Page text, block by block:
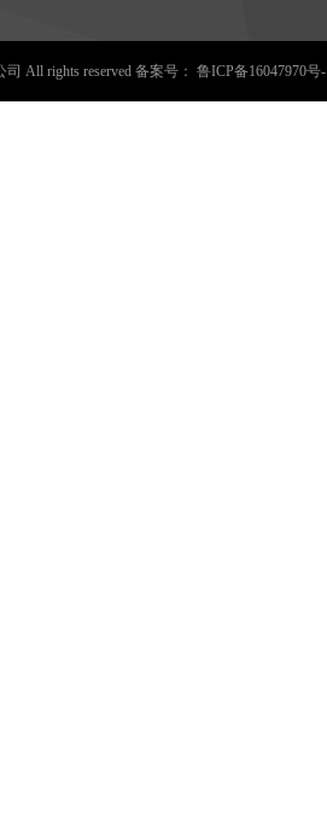
All rights reserved 备案号： 鲁ICP备16047970号